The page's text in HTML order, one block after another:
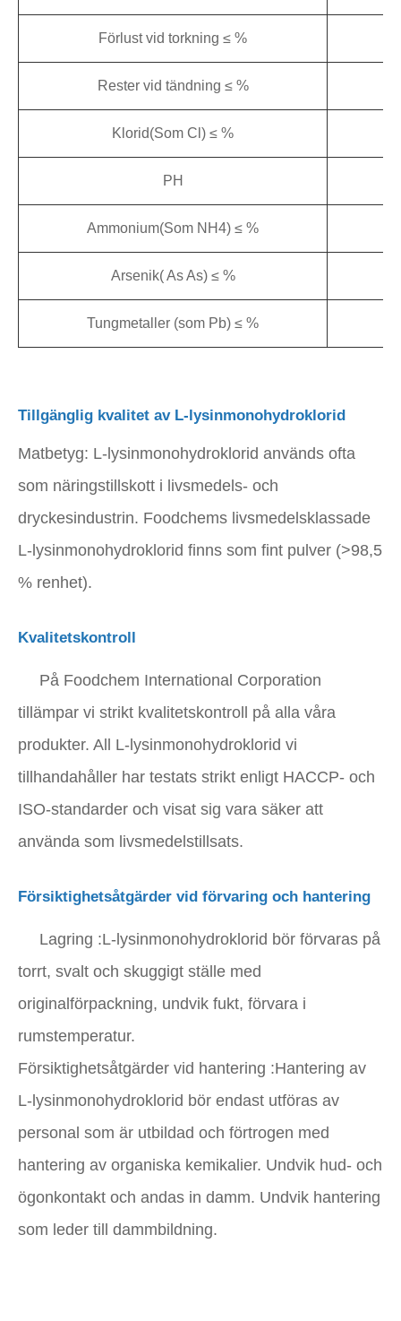
Förlust vid torkning ≤ %
Rester vid tändning ≤ %
Klorid(Som Cl) ≤ %
PH
Ammonium(Som NH4) ≤ %
Arsenik( As As) ≤ %
Tungmetaller (som Pb) ≤ %
Tillgänglig kvalitet av L-lysinmonohydroklorid
Matbetyg: L-lysinmonohydroklorid används ofta
som näringstillskott i livsmedels- och
dryckesindustrin. Foodchems livsmedelsklassade
L-lysinmonohydroklorid finns som fint pulver (>98,5
% renhet).
Kvalitetskontroll
På Foodchem International Corporation
tillämpar vi strikt kvalitetskontroll på alla våra
produkter. All L-lysinmonohydroklorid vi
tillhandahåller har testats strikt enligt HACCP- och
ISO-standarder och visat sig vara säker att
använda som livsmedelstillsats.
Försiktighetsåtgärder vid förvaring och hantering
Lagring :L-lysinmonohydroklorid bör förvaras på
torrt, svalt och skuggigt ställe med
originalförpackning, undvik fukt, förvara i
rumstemperatur.
Försiktighetsåtgärder vid hantering :Hantering av
L-lysinmonohydroklorid bör endast utföras av
personal som är utbildad och förtrogen med
hantering av organiska kemikalier. Undvik hud- och
ögonkontakt och andas in damm. Undvik hantering
som leder till dammbildning.